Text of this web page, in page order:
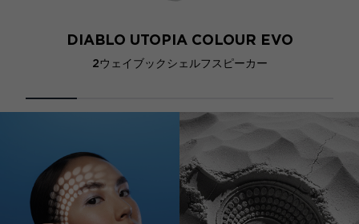
DIABLO UTOPIA COLOUR EVO
2ウェイブックシェルフスピーカー